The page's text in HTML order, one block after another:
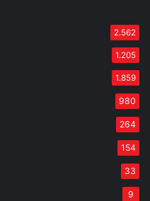
2.562
1.205
1.859
980
264
154
33
9